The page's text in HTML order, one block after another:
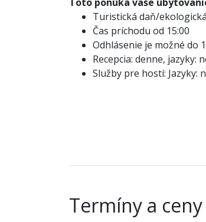
Turistická daň/
Čas príchodu od 15:00
Odhlásenie je možné do
Recepcia: denne,
Služby pre hostí: Jazyky:
Termíny a ceny